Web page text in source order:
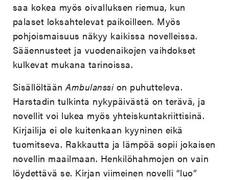
saa kokea myös oivalluksen riemua, kun
palaset loksahtelevat paikoilleen. Myös
pohjoismaisuus näkyy kaikissa novelleissa.
Sääennusteet ja vuodenaikojen vaihdokset
kulkevat mukana tarinoissa.
SisällöltäänAmbulanssion puhutteleva.
Harstadin tulkinta nykypäivästä on terävä, ja
novellit voi lukea myös yhteiskuntakriittisinä.
Kirjailija ei ole kuitenkaan kyyninen eikä
tuomitseva. Rakkautta ja lämpöä sopii jokaisen
novellin maailmaan. Henkilöhahmojen on vain
löydettävä se. Kirjan viimeinen novelli “luo”